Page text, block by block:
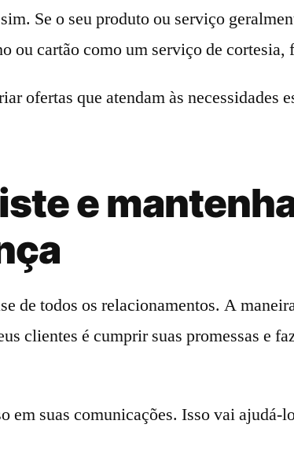
Se o seu produto ou serviço
ou cartão como um serviço de cortesia,
ofertas que atendam às necessidades
e
de todos os relacionamentos. A
clientes é cumprir suas promessas e
em suas comunicações. Isso vai ajudá-